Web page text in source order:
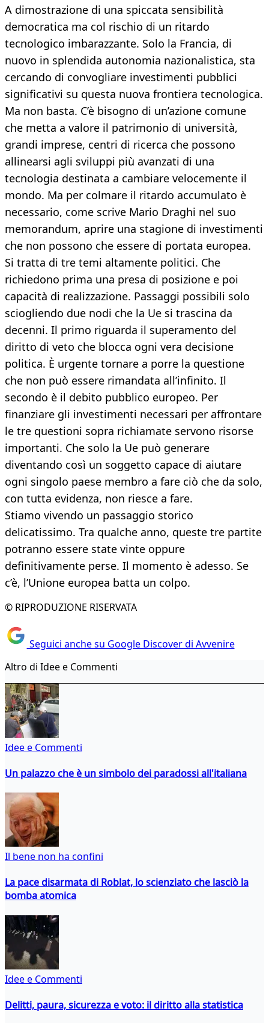
A dimostrazione di una spiccata sensibilità
democratica ma col rischio di un ritardo
tecnologico imbarazzante. Solo la Francia, di
nuovo in splendida autonomia nazionalistica, sta
cercando di convogliare investimenti pubblici
significativi su questa nuova frontiera tecnologica.
Ma non basta. C’è bisogno di un’azione comune
che metta a valore il patrimonio di università,
grandi imprese, centri di ricerca che possono
allinearsi agli sviluppi più avanzati di una
tecnologia destinata a cambiare velocemente il
mondo. Ma per colmare il ritardo accumulato è
necessario, come scrive Mario Draghi nel suo
memorandum, aprire una stagione di investimenti
che non possono che essere di portata europea.
Si tratta di tre temi altamente politici. Che
richiedono prima una presa di posizione e poi
capacità di realizzazione. Passaggi possibili solo
sciogliendo due nodi che la Ue si trascina da
decenni. Il primo riguarda il superamento del
diritto di veto che blocca ogni vera decisione
politica. È urgente tornare a porre la questione
che non può essere rimandata all’infinito. Il
secondo è il debito pubblico europeo. Per
finanziare gli investimenti necessari per affrontare
le tre questioni sopra richiamate servono risorse
importanti. Che solo la Ue può generare
diventando così un soggetto capace di aiutare
ogni singolo paese membro a fare ciò che da solo,
con tutta evidenza, non riesce a fare.
Stiamo vivendo un passaggio storico
delicatissimo. Tra qualche anno, queste tre partite
potranno essere state vinte oppure
definitivamente perse. Il momento è adesso. Se
c’è, l’Unione europea batta un colpo.
© RIPRODUZIONE RISERVATA
Seguici anche su Google Discover di Avvenire
Altro di Idee e Commenti
Idee e Commenti
Un palazzo che è un simbolo dei paradossi all'italiana
Il bene non ha confini
La pace disarmata di Roblat, lo scienziato che lasciò la
bomba atomica
Idee e Commenti
Delitti, paura, sicurezza e voto: il diritto alla statistica